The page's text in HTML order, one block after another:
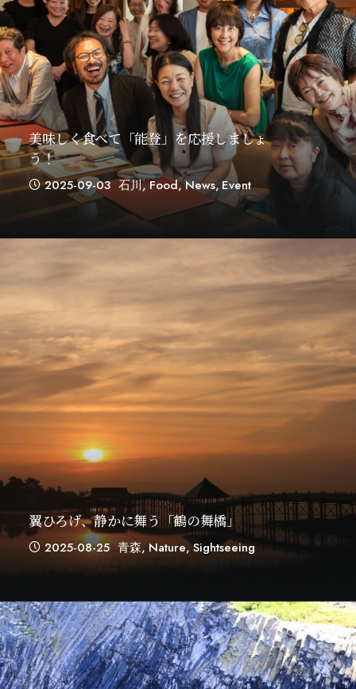
美味しく食べて「能登」を応援しましょ
う！
2025-09-03 石川,Food,News,Event
翼ひろげ、静かに舞う「鶴の舞橋」
2025-08-25 青森, Nature,Sightseeing